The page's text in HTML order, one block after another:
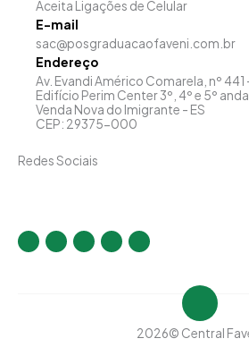
Aceita Ligações de Celular
E-mail
sac@posgraduacaofaveni.com.br
Endereço
Av. Evandi Américo Comarela, nº 441
Edifício Perim Center 3º, 4º e 5º
Venda Nova do Imigrante - ES
CEP: 29375-000
Redes Sociais
I
s
F
c
T
w
i
Y
u
L
n
i
n
2026© Central